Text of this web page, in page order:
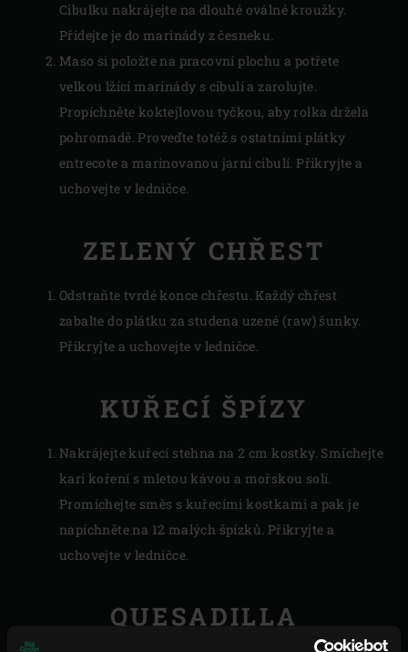
Cibulku nakrájejte na dlouhé oválné kroužky.
Přidejte je do marinády z česneku.
Maso si položte na pracovní plochu a potřete
velkou lžící marinády s cibulí a zarolujte.
Propíchněte koktejlovou tyčkou, aby rolka držela
pohromadě. Proveďte totéž s ostatními plátky
entrecote a marinovanou jarní cibulí. Přikryjte a
uchovejte v ledničce.
ZELENÝ CHŘEST
Odstraňte tvrdé konce chřestu. Každý chřest
zabalte do plátku za studena uzené (raw) šunky.
Přikryjte a uchovejte v ledničce.
KUŘECÍ ŠPÍZY
Nakrájejte kuřecí stehna na 2 cm kostky. Smíchejte
kari koření s mletou kávou a mořskou solí.
Promíchejte směs s kuřecími kostkami a pak je
napíchněte na 12 malých špízků. Přikryjte a
uchovejte v ledničce.
QUESADILLA